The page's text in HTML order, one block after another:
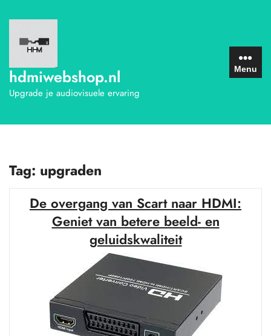
naar
inhoud
hdmiwebshop.nl
Upgrade je audiovisuele ervaring
Menu
Tag: upgraden
De overgang van Scart naar HDMI:
Geniet van betere beeld- en
geluidskwaliteit